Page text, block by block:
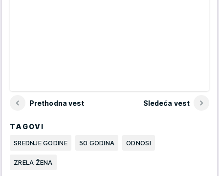
Prethodna vest Sledeća vest
TAGOVI
SREDNJE GODINE 50 GODINA ODNOSI
ZRELA ŽENA